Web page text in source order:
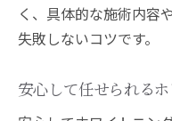
く、具体的な施術内容
失敗しないコツです。
安心して任せられる